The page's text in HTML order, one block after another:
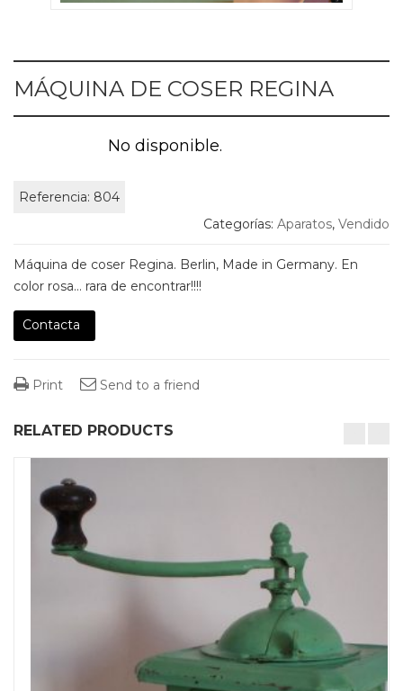
MÁQUINA DE COSER REGINA
No disponible.
Referencia: 804
Categorías: Aparatos, Vendido
Máquina de coser Regina. Berlin, Made in Germany. En
color rosa… rara de encontrar!!!!
Contacta
Print Send to a friend
RELATED PRODUCTS